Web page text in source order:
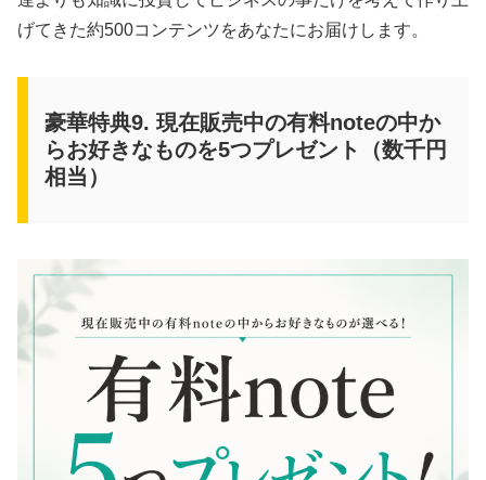
げてきた約500コンテンツをあなたにお届けします。
豪華特典9. 現在販売中の有料noteの中か
らお好きなものを5つプレゼント（数千円
相当）